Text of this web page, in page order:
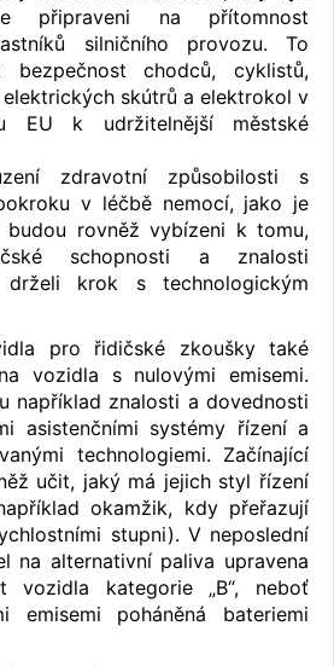
připraveni na přítomnost
silničního provozu. To
bezpečnost chodců, cyklistů,
skútrů a elektrokol v
EU k udržitelnější městské
zdravotní způsobilosti s
v léčbě nemocí, jako je
budou rovněž vybízeni k tomu,
schopnosti a znalosti
krok s technologickým
pro řidičské zkoušky také
vozidla s nulovými emisemi.
například znalosti a dovednosti
asistenčními systémy řízení a
technologiemi. Začínající
učit, jaký má jejich styl řízení
okamžik, kdy přeřazují
stupni). V neposlední
na alternativní paliva upravena
vozidla kategorie „B“, neboť
emisemi poháněná bateriemi